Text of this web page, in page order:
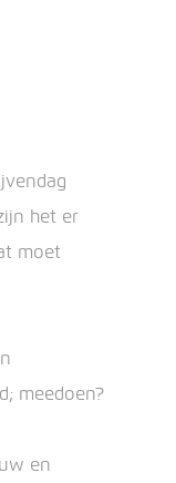
het er
moet
meedoen?
en